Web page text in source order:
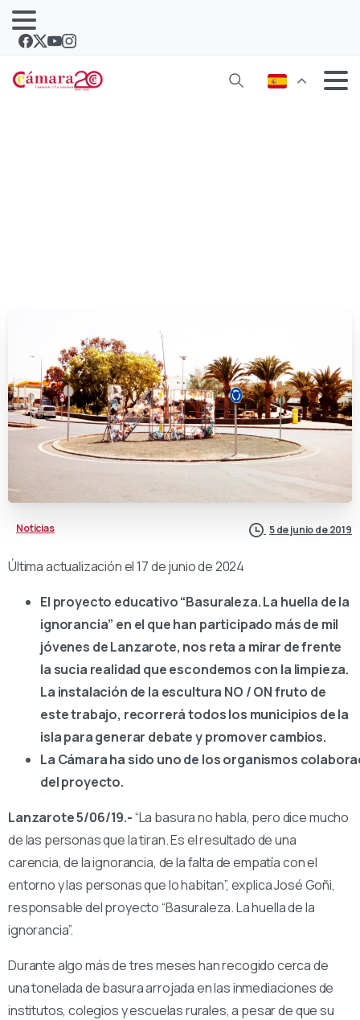
Noticias 5 de junio de 2019
Última actualización el 17 de junio de 2024
El proyecto educativo “Basuraleza. La huella de la
ignorancia” en el que han participado más de mil
jóvenes de Lanzarote, nos reta a mirar de frente
la sucia realidad que escondemos con la limpieza.
La instalación de la escultura NO / ON fruto de
este trabajo, recorrerá todos los municipios de la
isla para generar debate y promover cambios.
La Cámara ha sido uno de los organismos
del proyecto.
Lanzarote 5/06/19.-“La basura no habla, pero dice mucho
de las personas que la tiran. Es el resultado de una
carencia, de la ignorancia, de la falta de empatía con el
entorno y las personas que lo habitan”, explica José Goñi,
responsable del proyecto “Basuraleza. La huella de la
ignorancia”.
Durante algo más de tres meses han recogido cerca de
una tonelada de basura arrojada en las inmediaciones de
institutos, colegios y escuelas rurales, a pesar de que su